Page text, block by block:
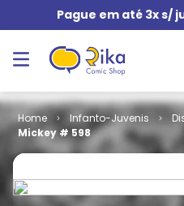
Pague em até 3x s/
Infanto-Juvenis
Mickey # 598